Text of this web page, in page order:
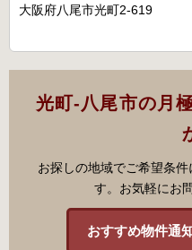
大阪府八尾市光町2-619
光町-八尾市の月
お探しの地域でご希望条
す。お気軽にお
おすすめ物件通